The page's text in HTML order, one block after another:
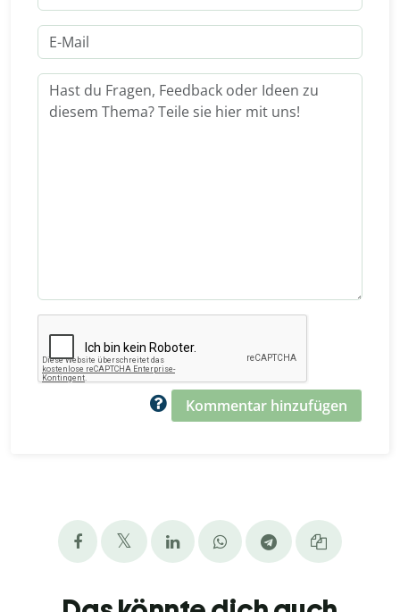
Kommentar hinzufügen